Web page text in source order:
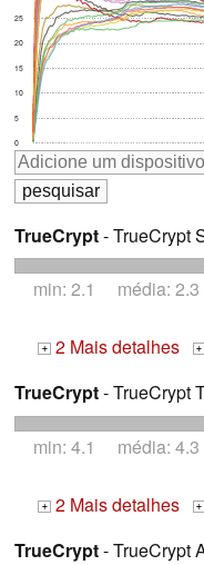
0
5
10
15
20
25
TrueCrypt- TrueCrypt
min: 2.1 média:
+ 2 Mais detalhes +
TrueCrypt- TrueCrypt
min: 4.1 média:
+ 2 Mais detalhes +
TrueCrypt- TrueCrypt